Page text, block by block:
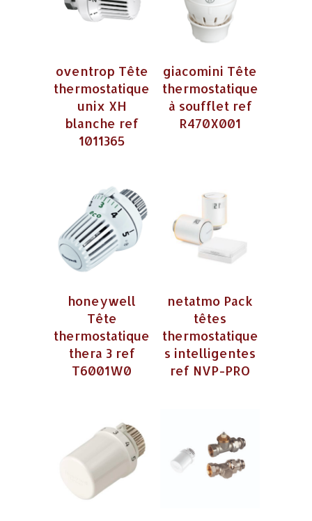
oventrop Tête
thermostatique
unix XH
blanche ref
1011365
giacomini Tête
thermostatique
à soufflet ref
R470X001
honeywell
Tête
thermostatique
thera 3 ref
T6001W0
netatmo Pack
têtes
thermostatique
s intelligentes
ref NVP-PRO